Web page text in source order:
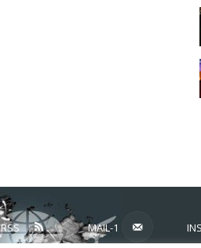
MAIL-1
RSS